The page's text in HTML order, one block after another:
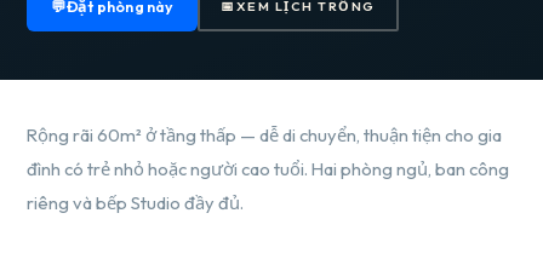
💬Đặt phòng này 📅 XEM LỊCH TRỐNG
Rộng rãi 60m² ở tầng thấp — dễ di chuyển, thuận tiện cho gia
đình có trẻ nhỏ hoặc người cao tuổi. Hai phòng ngủ, ban công
riêng và bếp Studio đầy đủ.